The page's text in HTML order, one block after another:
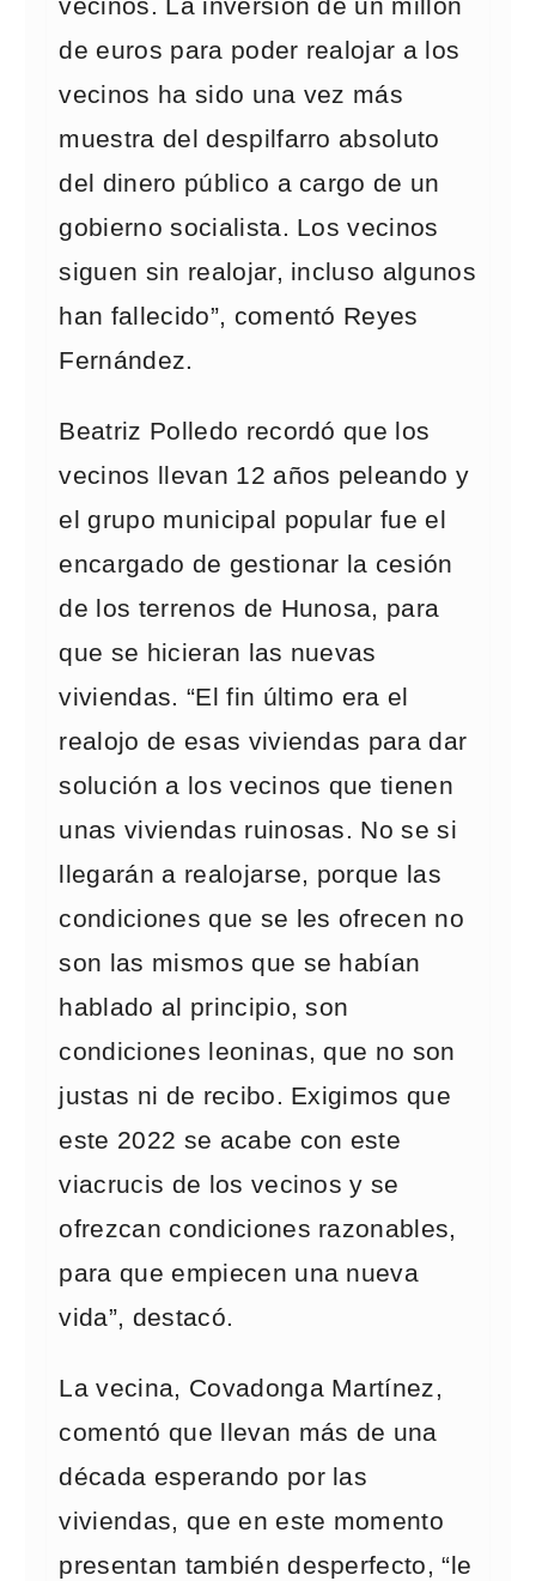
vecinos. La inversión de un millón
de euros para poder realojar a los
vecinos ha sido una vez más
muestra del despilfarro absoluto
del dinero público a cargo de un
gobierno socialista. Los vecinos
siguen sin realojar, incluso algunos
han fallecido”, comentó Reyes
Fernández.
Beatriz Polledo recordó que los
vecinos llevan 12 años peleando y
el grupo municipal popular fue el
encargado de gestionar la cesión
de los terrenos de Hunosa, para
que se hicieran las nuevas
viviendas. “El fin último era el
realojo de esas viviendas para dar
solución a los vecinos que tienen
unas viviendas ruinosas. No se si
llegarán a realojarse, porque las
condiciones que se les ofrecen no
son las mismos que se habían
hablado al principio, son
condiciones leoninas, que no son
justas ni de recibo. Exigimos que
este 2022 se acabe con este
viacrucis de los vecinos y se
ofrezcan condiciones razonables,
para que empiecen una nueva
vida”, destacó.
La vecina, Covadonga Martínez,
comentó que llevan más de una
década esperando por las
viviendas, que en este momento
presentan también desperfecto, “le